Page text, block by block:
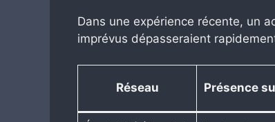
Dans une expérience récente, un
imprévus dépasseraient
Réseau Présence